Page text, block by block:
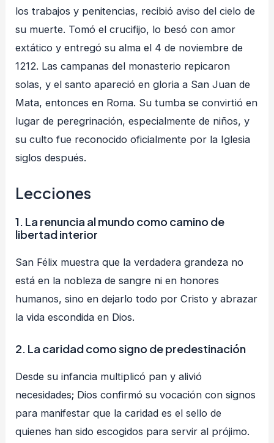
los trabajos y penitencias, recibió aviso del cielo de
su muerte. Tomó el crucifijo, lo besó con amor
extático y entregó su alma el 4 de noviembre de
1212. Las campanas del monasterio repicaron
solas, y el santo apareció en gloria a San Juan de
Mata, entonces en Roma. Su tumba se convirtió en
lugar de peregrinación, especialmente de niños, y
su culto fue reconocido oficialmente por la Iglesia
siglos después.
Lecciones
1. La renuncia al mundo como camino de
libertad interior
San Félix muestra que la verdadera grandeza no
está en la nobleza de sangre ni en honores
humanos, sino en dejarlo todo por Cristo y abrazar
la vida escondida en Dios.
2. La caridad como signo de predestinación
Desde su infancia multiplicó pan y alivió
necesidades; Dios confirmó su vocación con signos
para manifestar que la caridad es el sello de
quienes han sido escogidos para servir al prójimo.